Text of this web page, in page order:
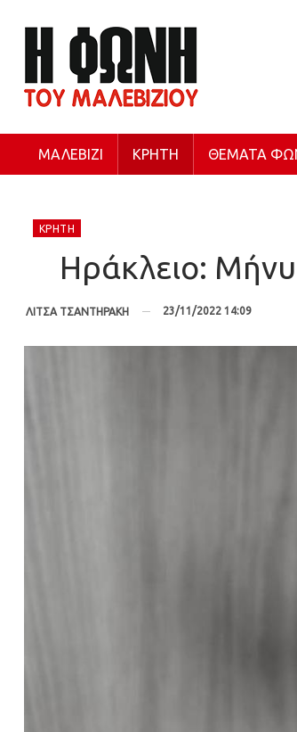
ΜΑΛΕΒΊΖΙ ΚΡΉΤΗ ΘΈΜΑΤΑ
ΚΡΉΤΗ
Ηράκλειο:
ΛΙΤΣΑ ΤΣΑΝΤΗΡΑΚΗ 23/11/2022 14:09